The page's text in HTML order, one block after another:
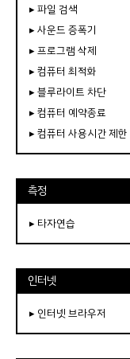
▸ 파일 검색
▸ 사운드 증폭기
▸ 프로그램 삭제
▸ 컴퓨터 최적화
▸ 블루라이트 차단
▸ 컴퓨터 예약종료
▸ 컴퓨터 사용시간 제한
측정
▸ 타자연습
인터넷
▸ 인터넷 브라우저